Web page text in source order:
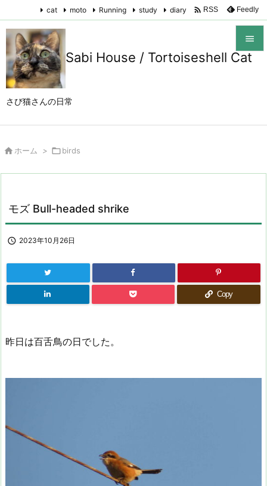
Sabi House / Tortoiseshell Cat
さび猫さんの日常



cat moto Running study diary  RSS Feedly
 ホーム > birds
モズ Bull-headed shrike
 2023年10月26日
Copy
昨日は百舌鳥の日でした。